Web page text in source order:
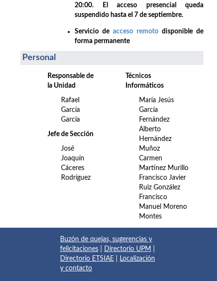
20:00. El acceso presencial queda
suspendido hasta el 7 de septiembre.
Servicio de acceso remoto disponible de
forma permanente
Personal
Responsable de
la Unidad
Rafael
García
García
Jefe de Sección
José
Joaquín
Cáceres
Rodríguez
Técnicos
Informáticos
María Jesús
García
Fernández
Alberto
Hernández
Muñoz
Carmen
Martínez Murillo
Francisco Javier
Ruiz González
Francisco
Manuel Moreno
Montes
Buzón de quejas, sugerencias y
felicitaciones
Directorio UPM
Directorio ETSIAE
Localización
y contacto